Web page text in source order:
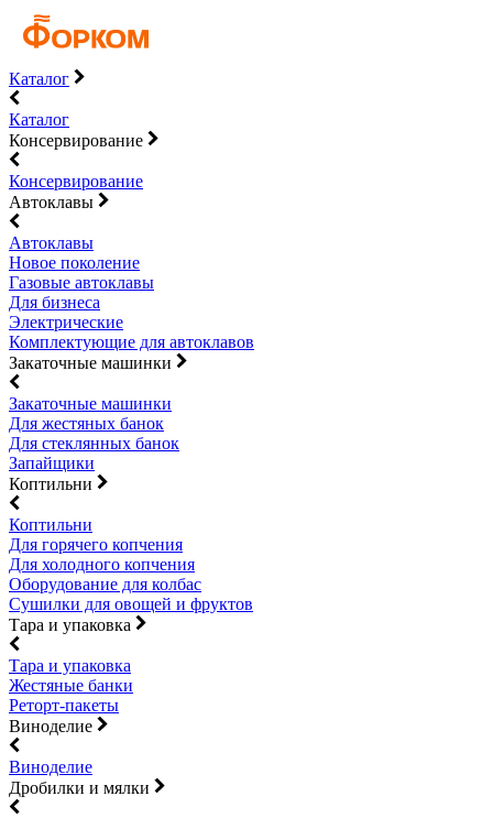
Каталог
Каталог
Консервирование
Консервирование
Автоклавы
Автоклавы
Новое поколение
Газовые автоклавы
Для бизнеса
Электрические
Комплектующие для автоклавов
Закаточные машинки
Закаточные машинки
Для жестяных банок
Для стеклянных банок
Запайщики
Коптильни
Коптильни
Для горячего копчения
Для холодного копчения
Оборудование для колбас
Сушилки для овощей и фруктов
Тара и упаковка
Тара и упаковка
Жестяные банки
Реторт-пакеты
Виноделие
Виноделие
Дробилки и мялки